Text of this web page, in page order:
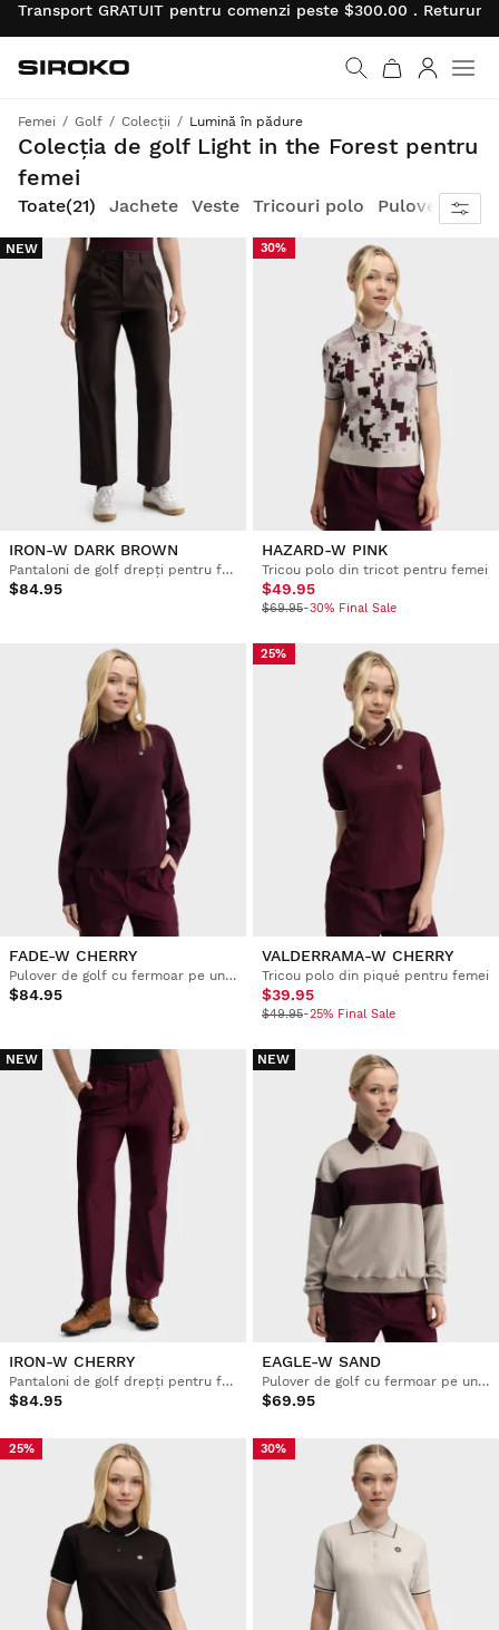
Transport GRATUIT pentru comenzi peste $300.00 .
Mergi la pagina
Siroko.com
Femei Golf Colecții Lumină în pădure
Colecția de golf Light in the Forest pentru
femei
Inspirat de natură, gata pentru joacă în toamnă și iarnă
Toate(21) Jachete Veste Tricouri polo Pulovere
NEW
IRON-W DARK BROWN
Pantaloni de golf drepți pentru femei
$84.95
30%
HAZARD-W PINK
Tricou polo din tricot pentru femei
$49.95
$69.95-30% Final Sale
FADE-W CHERRY
Pulover de golf cu fermoar pe un sfert pentru femei
$84.95
25%
VALDERRAMA-W CHERRY
Tricou polo din piqué pentru femei
$39.95
$49.95-25% Final Sale
NEW
IRON-W CHERRY
Pantaloni de golf drepți pentru femei
$84.95
NEW
EAGLE-W SAND
Pulover de golf cu fermoar pe un sfert pentru femei
$69.95
25% 30%